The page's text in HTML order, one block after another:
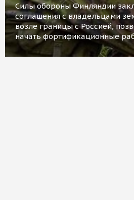
Силы обороны Финляндии
соглашения с владельцами
возле границы с Россией,
начать фортификационные